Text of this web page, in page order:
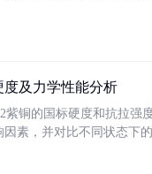
度及力学性能分析
紫铜的国标硬度和抗拉强
素，并对比不同状态下